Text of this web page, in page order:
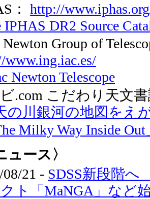
： http://
IPHAS DR2 Source
Newton Group of
www.ing.iac.es/
Newton Telescope
.com こだわり天文
の川銀河の地図をえ
Milky Way Inside Out
ュース〉
08/21 - SDSS新段階
ト「MaNGA」など